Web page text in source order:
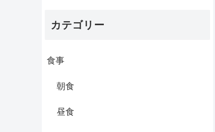
カテゴリー
食事
朝食
昼食